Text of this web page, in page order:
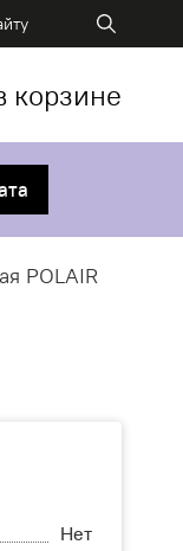
корзине
POLAIR
Нет